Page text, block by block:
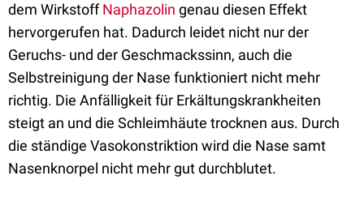
dem WirkstoffNaphazolin genau diesen Effekt
hervorgerufen hat. Dadurch leidet nicht nur der
Geruchs- und der Geschmackssinn, auch die
Selbstreinigung der Nase funktioniert nicht mehr
richtig. Die Anfälligkeit für Erkältungskrankheiten
steigt an und die Schleimhäute trocknen aus. Durch
die ständige Vasokonstriktion wird die Nase samt
Nasenknorpel nicht mehr gut durchblutet.